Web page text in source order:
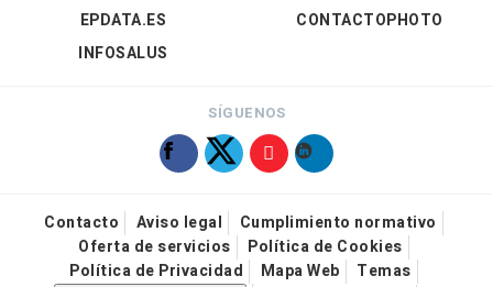
EPDATA.ES
INFOSALUS
CONTACTOPHOTO
SÍGUENOS
Contacto Aviso legal
Cumplimiento normativo
Oferta de servicios
Política de Cookies
Política de Privacidad
Mapa Web
Temas